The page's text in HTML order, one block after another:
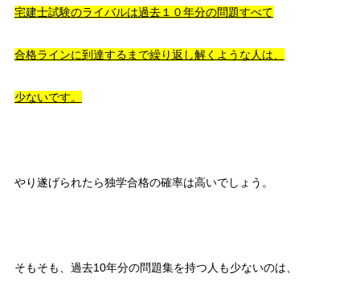
宅建士試験のライバルは過去１０年分の問題すべて
合格ラインに到達するまで繰り返し解くような人は、
少ないです。
やり遂げられたら独学合格の確率は高いでしょう。
そもそも、過去10年分の問題集を持つ人も少ないのは、